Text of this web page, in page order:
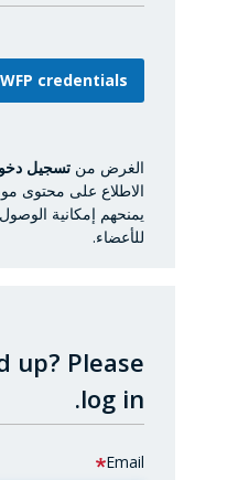
الغرض من تسجيل
الاطلاع على محتوى
يمنحهم إمكانية
للأعضاء.
up? Please
log in.
Email